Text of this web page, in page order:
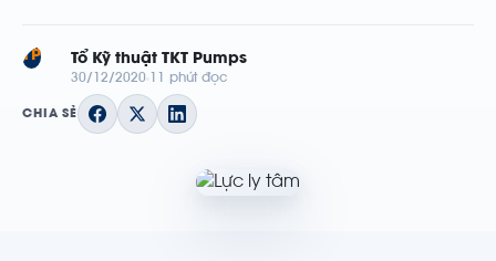
TP Tổ Kỹ thuật TKT Pumps
30/12/2020 11 phút đọc
CHIA SẺ